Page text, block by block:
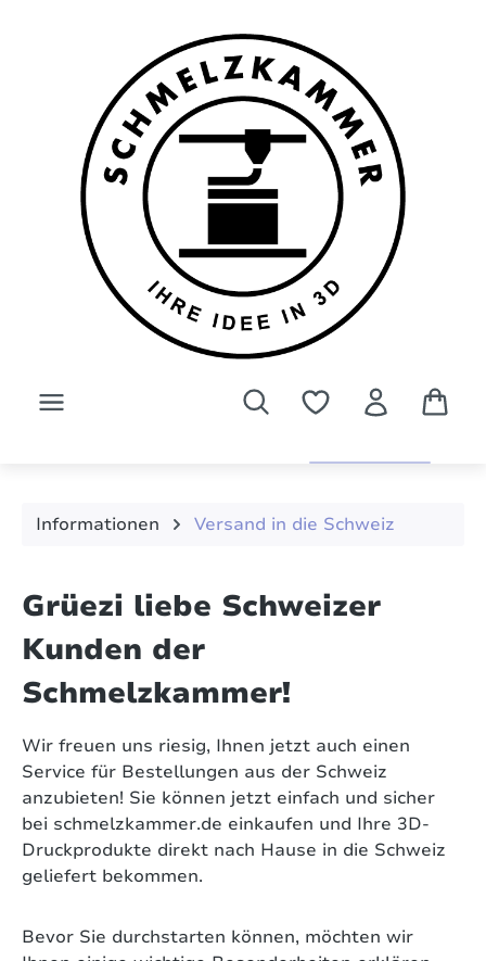
Informationen Versand in die Schweiz
Grüezi liebe Schweizer
Kunden der
Schmelzkammer!
Wir freuen uns riesig, Ihnen jetzt auch einen
Service für Bestellungen aus der Schweiz
anzubieten! Sie können jetzt einfach und sicher
bei schmelzkammer.de einkaufen und Ihre 3D-
Druckprodukte direkt nach Hause in die Schweiz
geliefert bekommen.
Bevor Sie durchstarten können, möchten wir